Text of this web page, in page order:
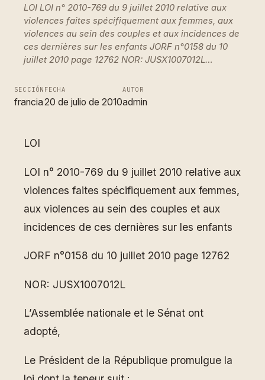
LOI LOI n° 2010-769 du 9 juillet 2010 relative aux
violences faites spécifiquement aux femmes, aux
violences au sein des couples et aux incidences de
ces dernières sur les enfants JORF n°0158 du 10
juillet 2010 page 12762 NOR: JUSX1007012L…
SECCIÓN
francia
FECHA
20 de julio de 2010
AUTOR
admin
LOI
LOI n° 2010-769 du 9 juillet 2010 relative aux
violences faites spécifiquement aux femmes,
aux violences au sein des couples et aux
incidences de ces dernières sur les enfants
JORF n°0158 du 10 juillet 2010 page 12762
NOR: JUSX1007012L
L’Assemblée nationale et le Sénat ont
adopté,
Le Président de la République promulgue la